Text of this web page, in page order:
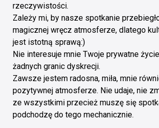
rzeczywistości.
Zależy mi, by nasze spotkanie
magicznej wręcz atmosferze, dlatego
jest istotną sprawą:)
Nie interesuje mnie Twoje prywatne
żadnych granic dyskrecji.
Zawsze jestem radosna, miła, mnie
pozytywnej atmosferze. Nie udaje, nie
ze wszystkimi przecież muszę się
podchodzę do tego mechanicznie.